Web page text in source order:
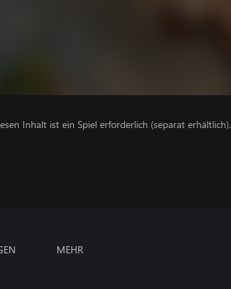
Inhalt ist ein Spiel erforderlich (separat erhältlich).
MEHR